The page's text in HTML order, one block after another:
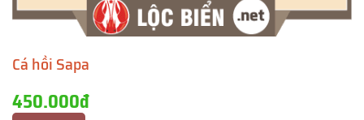
Cá hồi Sapa
450.000đ